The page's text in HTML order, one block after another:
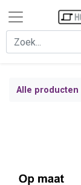
Alle producten